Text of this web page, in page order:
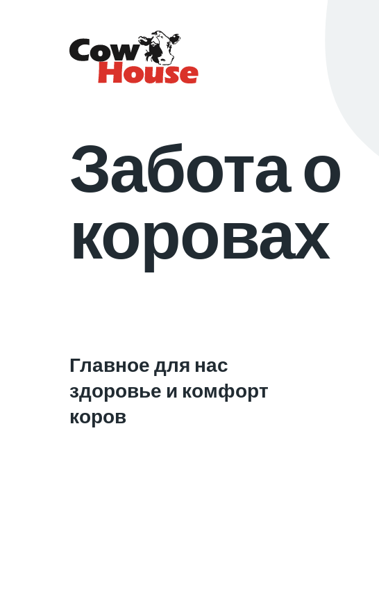
Забота о
коровах
Главное для нас
здоровье и комфорт
коров